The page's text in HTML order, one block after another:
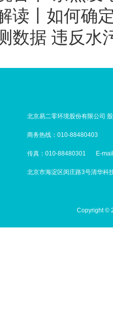
读丨如何确
数据 违反水
北京易二零环境股份有限公司
商务热线：010-88480403
传真：010-88480301 E-
北京市海淀区闵庄路3号清华科
Copyright ©